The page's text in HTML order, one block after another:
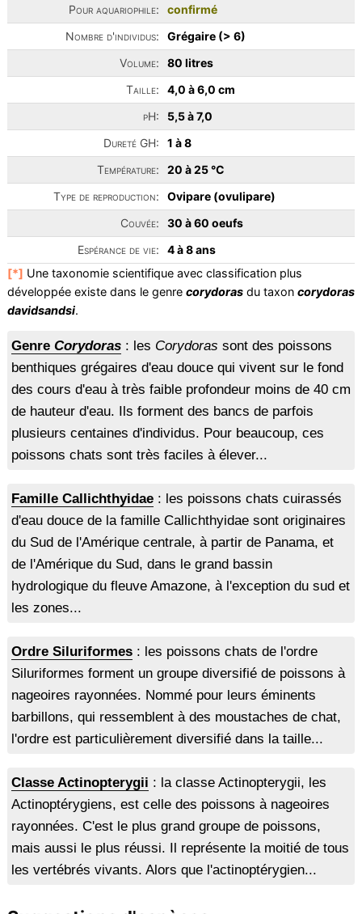
Pour aquariophile:
confirmé
Nombre d'individus:
Grégaire (> 6)
Volume:
80 litres
Taille:
4,0 à 6,0 cm
pH:
5,5 à 7,0
Dureté GH:
1 à 8
Température:
20 à 25 °C
Type de reproduction:
Ovipare (ovulipare)
Couvée:
30 à 60 oeufs
Espérance de vie:
4 à 8 ans
[*] Une taxonomie scientifique avec classification plus
développée existe dans le genre corydorasdu taxon corydoras
davidsandsi.
Genre Corydoras: les Corydoras sont des poissons
benthiques grégaires d'eau douce qui vivent sur le fond
des cours d'eau à très faible profondeur moins de 40 cm
de hauteur d'eau. Ils forment des bancs de parfois
plusieurs centaines d'individus. Pour beaucoup, ces
poissons chats sont très faciles à élever...
Famille Callichthyidae: les poissons chats cuirassés
d'eau douce de la famille Callichthyidae sont originaires
du Sud de l'Amérique centrale, à partir de Panama, et
de l'Amérique du Sud, dans le grand bassin
hydrologique du fleuve Amazone, à l'exception du sud et
les zones...
Ordre Siluriformes: les poissons chats de l'ordre
Siluriformes forment un groupe diversifié de poissons à
nageoires rayonnées. Nommé pour leurs éminents
barbillons, qui ressemblent à des moustaches de chat,
l'ordre est particulièrement diversifié dans la taille...
Classe Actinopterygii : la classe Actinopterygii, les
Actinoptérygiens, est celle des poissons à nageoires
rayonnées. C'est le plus grand groupe de poissons,
mais aussi le plus réussi. Il représente la moitié de tous
les vertébrés vivants. Alors que l'actinoptérygien...